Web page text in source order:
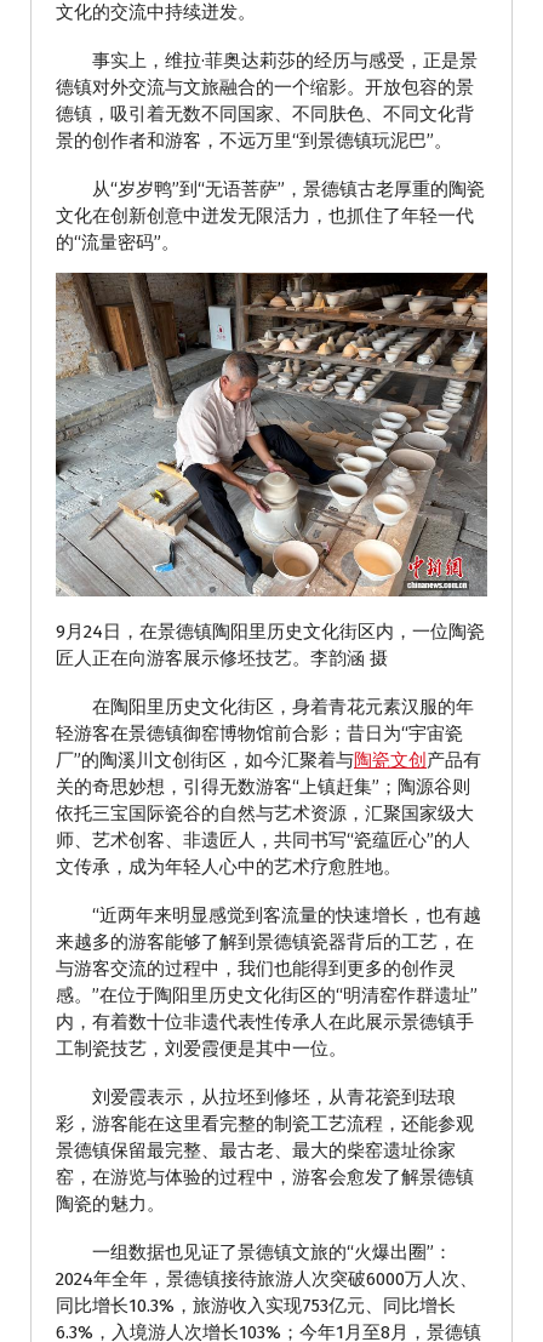
文化的交流中持续迸发。
事实上，维拉·菲奥达莉莎的经历与感受，正是景
德镇对外交流与文旅融合的一个缩影。开放包容的景
德镇，吸引着无数不同国家、不同肤色、不同文化背
景的创作者和游客，不远万里“到景德镇玩泥巴”。
从“岁岁鸭”到“无语菩萨”，景德镇古老厚重的陶瓷
文化在创新创意中迸发无限活力，也抓住了年轻一代
的“流量密码”。
9月24日，在景德镇陶阳里历史文化街区内，一位陶瓷
匠人正在向游客展示修坯技艺。李韵涵 摄
在陶阳里历史文化街区，身着青花元素汉服的年
轻游客在景德镇御窑博物馆前合影；昔日为“宇宙瓷
厂”的陶溪川文创街区，如今汇聚着与陶瓷文创 产品有
关的奇思妙想，引得无数游客“上镇赶集”；陶源谷则
依托三宝国际瓷谷的自然与艺术资源，汇聚国家级大
师、艺术创客、非遗匠人，共同书写“瓷蕴匠心”的人
文传承，成为年轻人心中的艺术疗愈胜地。
“近两年来明显感觉到客流量的快速增长，也有越
来越多的游客能够了解到景德镇瓷器背后的工艺，在
与游客交流的过程中，我们也能得到更多的创作灵
感。”在位于陶阳里历史文化街区的“明清窑作群遗址”
内，有着数十位非遗代表性传承人在此展示景德镇手
工制瓷技艺，刘爱霞便是其中一位。
刘爱霞表示，从拉坯到修坯，从青花瓷到珐琅
彩，游客能在这里看完整的制瓷工艺流程，还能参观
景德镇保留最完整、最古老、最大的柴窑遗址徐家
窑，在游览与体验的过程中，游客会愈发了解景德镇
陶瓷的魅力。
一组数据也见证了景德镇文旅的“火爆出圈”：
2024年全年，景德镇接待旅游人次突破6000万人次、
同比增长10.3%，旅游收入实现753亿元、同比增长
6.3%，入境游人次增长103%；今年1月至8月，景德镇